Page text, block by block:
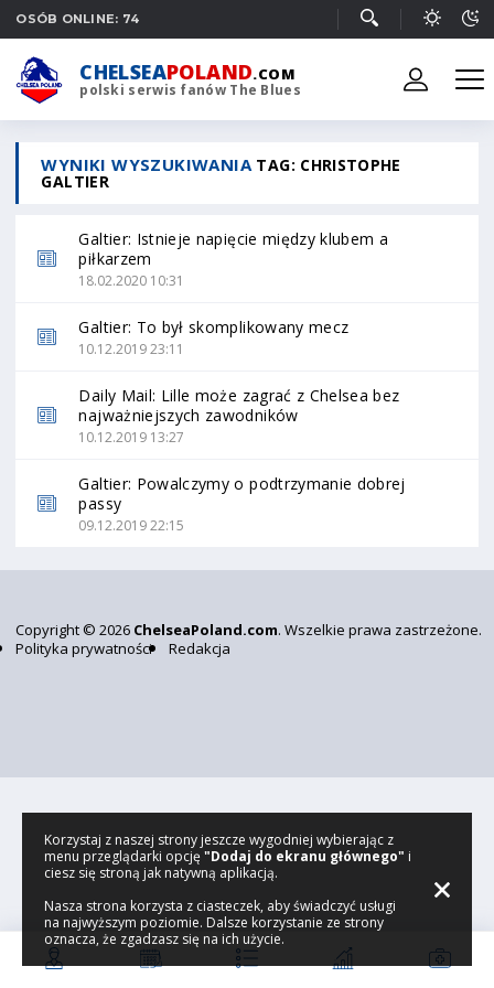
OSÓB ONLINE: 74
CHELSEAPOLAND.COM
polski serwis fanów The Blues
WYNIKI WYSZUKIWANIA TAG: CHRISTOPHE
GALTIER
Galtier: Istnieje napięcie między klubem a
piłkarzem
18.02.2020 10:31
Galtier: To był skomplikowany mecz
10.12.2019 23:11
Daily Mail: Lille może zagrać z Chelsea bez
najważniejszych zawodników
10.12.2019 13:27
Galtier: Powalczymy o podtrzymanie dobrej
passy
09.12.2019 22:15
Copyright © 2026 ChelseaPoland.com. Wszelkie prawa zastrzeżone.
Polityka prywatności
Redakcja
Korzystaj z naszej strony jeszcze wygodniej wybierając z
menu przeglądarki opcję "Dodaj do ekranu głównego" i
ciesz się stroną jak natywną aplikacją.
Nasza strona korzysta z ciasteczek, aby świadczyć usługi
na najwyższym poziomie. Dalsze korzystanie ze strony
oznacza, że zgadzasz się na ich użycie.